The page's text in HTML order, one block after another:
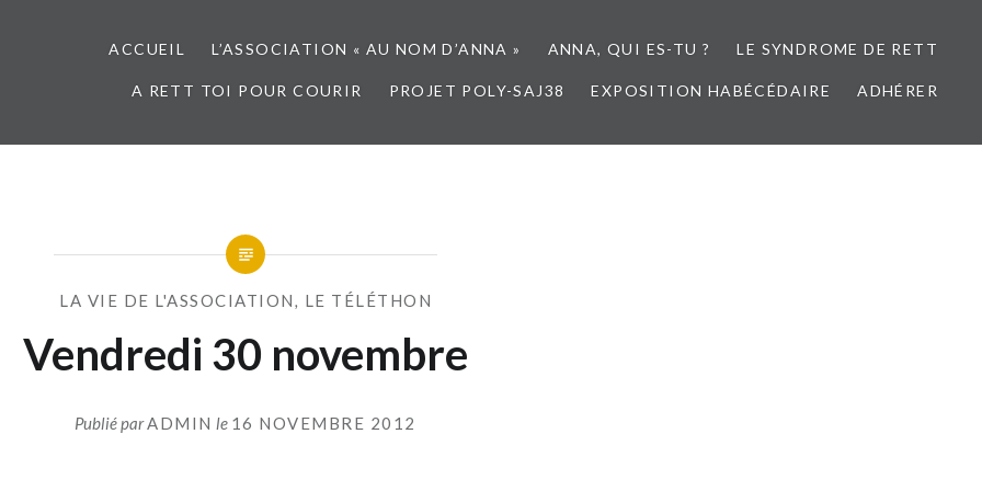
ACCUEIL L’ASSOCIATION « AU NOM D’ANNA » ANNA, QUI ES-TU ? LE SYNDROME DE RETT
A RETT TOI POUR COURIR PROJET POLY-SAJ38 EXPOSITION HABÉCÉDAIRE ADHÉRER
LA VIE DE L'ASSOCIATION, LE TÉLÉTHON
Vendredi 30 novembre
Publié parADMIN le 16 NOVEMBRE 2012